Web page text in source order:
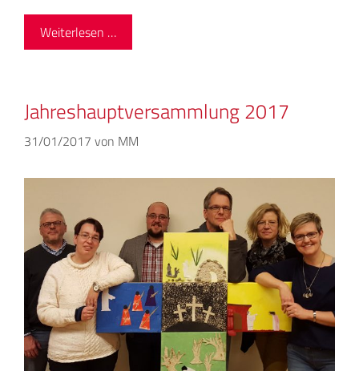
Weiterlesen …
Jahreshauptversammlung 2017
31/01/2017 von MM